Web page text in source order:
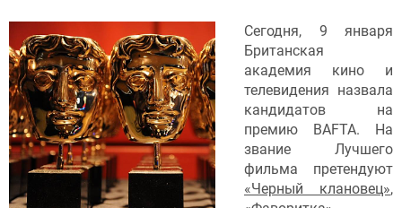
Сегодня, 9 января
Британская
академия кино и
телевидения назвала
кандидатов на
премию BAFTA. На
звание Лучшего
фильма претендуют
«Черный клановец»,